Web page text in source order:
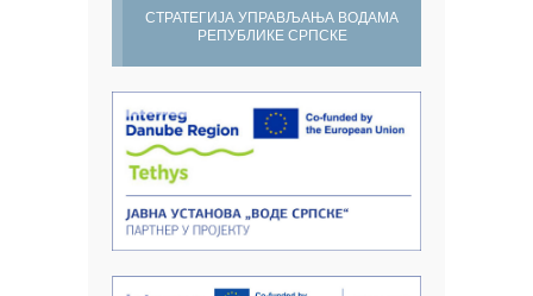
СТРАТЕГИЈА УПРАВЉАЊА ВОДАМА
РЕПУБЛИКЕ СРПСКЕ